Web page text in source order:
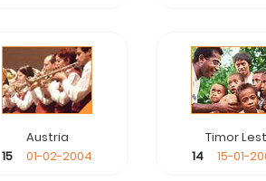
Austria
15
01-02-2004
Timor Lest
14
15-01-